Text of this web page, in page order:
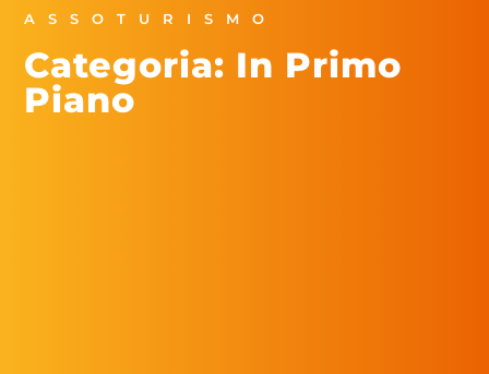
ASSOTURISMO
Categoria: In Primo
Piano